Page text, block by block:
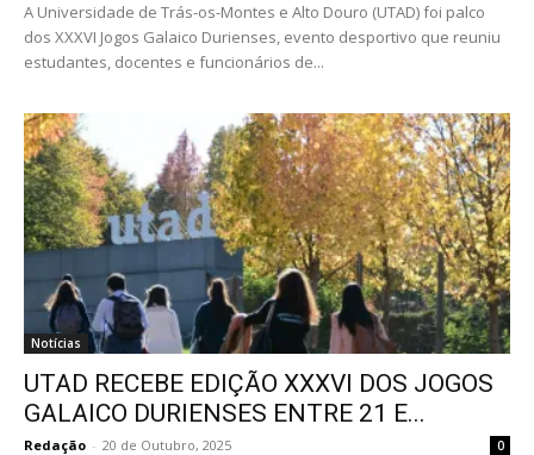
A Universidade de Trás-os-Montes e Alto Douro (UTAD) foi palco
dos XXXVI Jogos Galaico Durienses, evento desportivo que reuniu
estudantes, docentes e funcionários de...
Notícias
UTAD RECEBE EDIÇÃO XXXVI DOS JOGOS
GALAICO DURIENSES ENTRE 21 E...
Redação - 20 de Outubro, 2025 0